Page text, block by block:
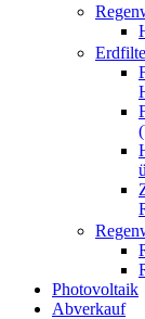
Photovoltaik
Abverkauf